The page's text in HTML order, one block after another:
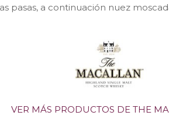
pasas, a continuación nuez
VER MÁS PRODUCTOS DE THE